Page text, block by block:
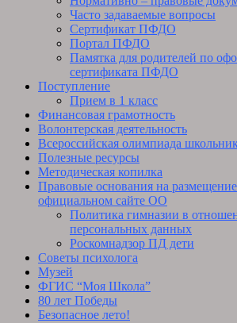
Часто задаваемые вопросы
Сертификат ПФДО
Портал ПФДО
Памятка для родителей по
сертификата ПФДО
Поступление
Прием в 1 класс
Финансовая грамотность
Волонтерская деятельность
Всероссийская олимпиада
Полезные ресурсы
Методическая копилка
Правовые основания на
официальном сайте ОО
Политика гимназии в
персональных данных
Роскомнадзор ПД дети
Советы психолога
Музей
ФГИС “Моя Школа”
80 лет Победы
Безопасное лето!